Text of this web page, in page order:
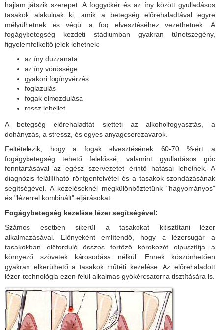
hajlam játszik szerepet. A foggyökér és az íny között gyulladásos
tasakok alakulnak ki, amik a betegség előrehaladtával egyre
mélyülhetnek és végül a fog elvesztéséhez vezethetnek. A
fogágybetegség kezdeti stádiumban gyakran tünetszegény,
figyelemfelkeltő jelek lehetnek:
az íny duzzanata
az íny vörössége
gyakori fogínyvérzés
foglazulás
fogak elmozdulása
rossz lehellet
A betegség előrehaladtát sietteti az alkoholfogyasztás, a
dohányzás, a stressz, és egyes anyagcserezavarok.
Feltételezik, hogy a fogak elvesztésének 60-70 %-ért a
fogágybetegség tehető felelőssé, valamint gyulladásos góc
fenntartásával az egész szervezetet érintő hatásai lehetnek. A
diagnózis felállítható röntgenfelvétel és a tasakok szondázásának
segítségével. A kezeléseknél megkülönböztetünk "hagyományos"
és "lézerrel kombinált" eljárásokat.
Fogágybetegség kezelése lézer segítségével:
Számos esetben sikerül a tasakokat kitisztítani lézer
alkalmazásával. Előnyeként említendő, hogy a lézersugár a
tasakokban előforduló összes fertőző kórokozót elpusztítja a
környező szövetek károsodása nélkül. Ennek köszönhetően
gyakran elkerülhető a tasakok műtéti kezelése. Az előrehaladott
lézer-technológia ezen felül alkalmas gyökércsatorna tisztítására is.